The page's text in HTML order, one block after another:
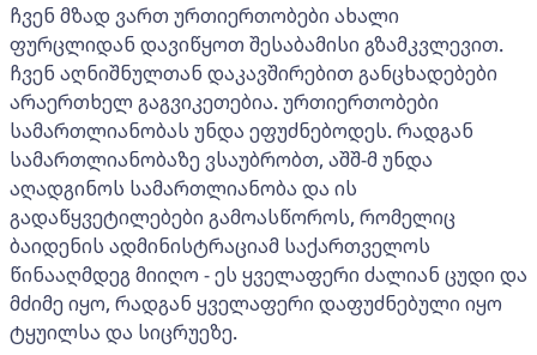
ჩვენ მზად ვართ ურთიერთობები ახალი
ფურცლიდან დავიწყოთ შესაბამისი გზამკვლევით.
ჩვენ აღნიშნულთან დაკავშირებით განცხადებები
არაერთხელ გაგვიკეთებია. ურთიერთობები
სამართლიანობას უნდა ეფუძნებოდეს. რადგან
სამართლიანობაზე ვსაუბრობთ, აშშ-მ უნდა
აღადგინოს სამართლიანობა და ის
გადაწყვეტილებები გამოასწოროს, რომელიც
ბაიდენის ადმინისტრაციამ საქართველოს
წინააღმდეგ მიიღო - ეს ყველაფერი ძალიან ცუდი და
მძიმე იყო, რადგან ყველაფერი დაფუძნებული იყო
ტყუილსა და სიცრუეზე.